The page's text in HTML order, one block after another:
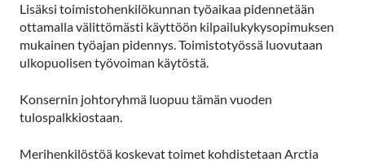
Lisäksi toimistohenkilökunnan työaikaa pidennetään
ottamalla välittömästi käyttöön kilpailukykysopimuksen
mukainen työajan pidennys. Toimistotyössä luovutaan
ulkopuolisen työvoiman käytöstä.
Konsernin johtoryhmä luopuu tämän vuoden
tulospalkkiostaan.
Merihenkilöstöä koskevat toimet kohdistetaan Arctia